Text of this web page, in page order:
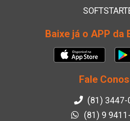
Baixe já o APP da
Fale
(81) 3447-
(81) 9